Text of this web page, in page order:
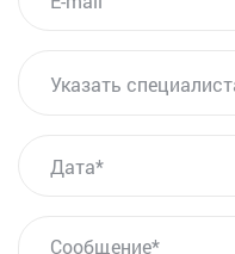
Лечение
Анализы на ЗППП
Указать